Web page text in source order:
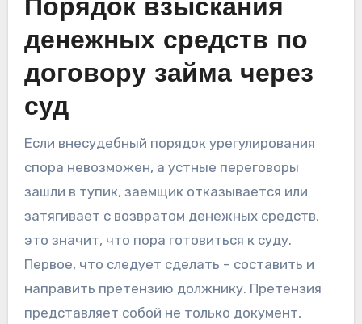
Порядок взыскания
денежных средств по
договору займа через
суд
Если внесудебный порядок урегулирования
спора невозможен, а устные переговоры
зашли в тупик, заемщик отказывается или
затягивает с возвратом денежных средств,
это значит, что пора готовиться к суду.
Первое, что следует сделать – составить и
направить претензию должнику. Претензия
представляет собой не только документ,